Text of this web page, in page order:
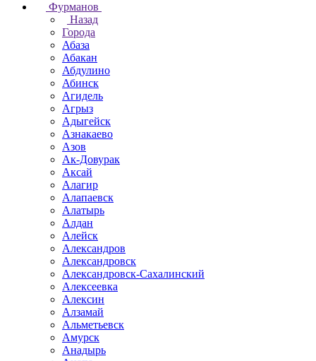
Фурманов
Назад
Города
Абаза
Абакан
Абдулино
Абинск
Агидель
Агрыз
Адыгейск
Азнакаево
Азов
Ак-Довурак
Аксай
Алагир
Алапаевск
Алатырь
Алдан
Алейск
Александров
Александровск
Александровск-Сахалинский
Алексеевка
Алексин
Алзамай
Альметьевск
Амурск
Анадырь